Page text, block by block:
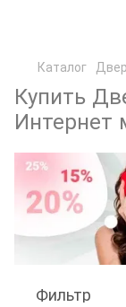
Каталог
Купить
Интернет
Фильтр